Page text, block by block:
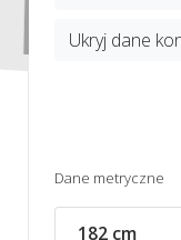
Ukryj dane
Dane metryczne
182 cm